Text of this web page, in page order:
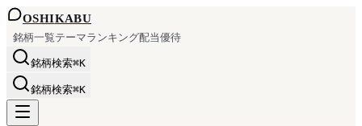
OSHIKABU
銘柄一覧テーマランキング配当優待
銘柄検索⌘K
銘柄検索⌘K